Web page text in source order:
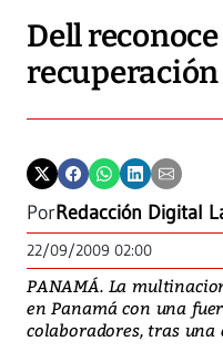
Dell
recuperación
PorRedacción Digital
22/09/2009 02:00
PANAMÁ. La
en Panamá con una
colaboradores, tras una